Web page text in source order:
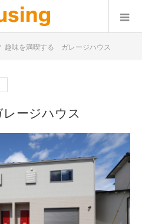
趣味を満喫する ガレージハウス
ージハウス